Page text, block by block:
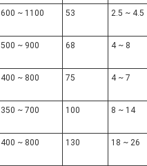
600 ~ 1100 53 2.5 ~ 4.5
500 ~ 900 68 4 ~ 8
400 ~ 800 75 4 ~ 7
350 ~ 700 100 8 ~ 14
400 ~ 800 130 18 ~ 26